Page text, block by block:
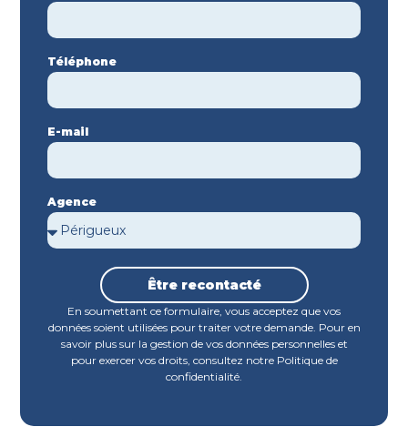
Téléphone
E-mail
Agence
Être recontacté
En soumettant ce formulaire, vous acceptez que vos
données soient utilisées pour traiter votre demande. Pour en
savoir plus sur la gestion de vos données personnelles et
pour exercer vos droits, consultez notre Politique de
confidentialité.